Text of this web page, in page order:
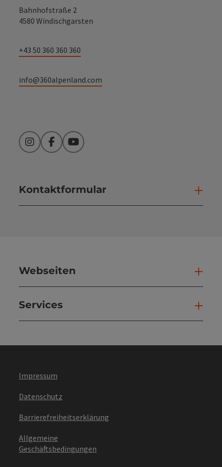
Bahnhofstraße 2
4580 Windischgarsten
+43 50 360 360 360
info@360alpenland.com
InstagramFacebookYouTube
Kontaktformular
Webseiten
Services
Impressum
Datenschutz
Barrierefreiheitserklärung
Allgemeine
Geschäftsbedingungen